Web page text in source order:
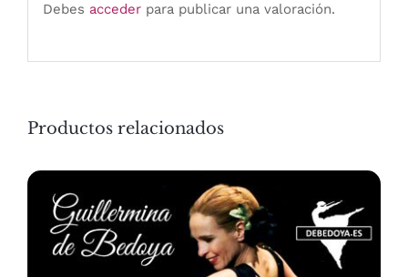
Debes accederpara publicar una valoración.
Productos relacionados